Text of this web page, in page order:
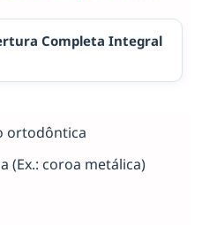
Completa Integral
ortodôntica
(Ex.: coroa metálica)